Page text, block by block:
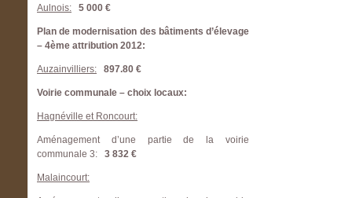
Aulnois: 5 000 €
Plan de modernisation des bâtiments d’élevage
– 4ème attribution 2012:
Auzainvilliers: 897.80 €
Voirie communale – choix locaux:
Hagnéville et Roncourt:
Aménagement d’une partie de la voirie
communale 3: 3 832 €
Malaincourt: